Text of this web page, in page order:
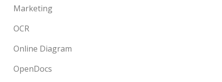
Marketing
OCR
Online Diagram
OpenDocs